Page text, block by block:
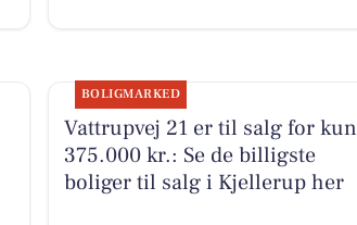
BOLIGMARKED
Vattrupvej 21 er til salg for kun
375.000 kr.: Se de billigste
boliger til salg i Kjellerup her